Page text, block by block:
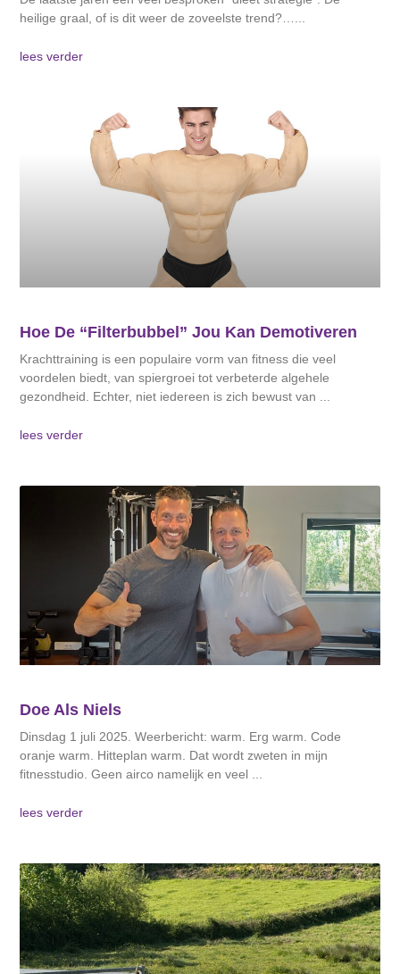
heilige graal, of is dit weer de zoveelste trend?…
lees verder
Hoe De “filterbubbel” Jou Kan Demotiveren
Krachttraining is een populaire vorm van fitness die veel
voordelen biedt, van spiergroei tot verbeterde algehele
gezondheid. Echter, niet iedereen is zich bewust van
lees verder
Doe Als Niels
Dinsdag 1 juli 2025. Weerbericht: warm. Erg warm. Code
oranje warm. Hitteplan warm. Dat wordt zweten in mijn
fitnesstudio. Geen airco namelijk en veel
lees verder